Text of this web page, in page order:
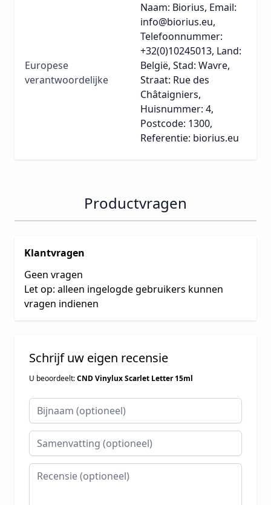
Europese
verantwoordelijke
Naam: Biorius, Email:
info@biorius.eu,
Telefoonnummer:
+32(0)10245013, Land:
België, Stad: Wavre,
Straat: Rue des
Châtaigniers,
Huisnummer: 4,
Postcode: 1300,
Referentie: biorius.eu
Productvragen
Klantvragen
Geen vragen
Let op: alleen ingelogde gebruikers kunnen
vragen indienen
Schrijf uw eigen recensie
U beoordeelt:CND Vinylux Scarlet Letter 15ml
Bijnaam
Samenvatting
Recensie